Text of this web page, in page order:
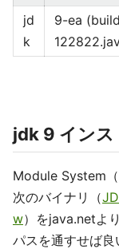
jd
k
9-ea
jdk 9 インス
Module System
次のバイナリ（
w）をjava.netよ
パスを通すせば良